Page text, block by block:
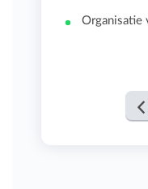
Organisatie